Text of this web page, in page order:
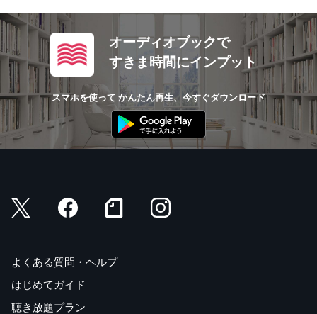
オーディオブックで
すきま時間にインプット
スマホを使って かんたん再生、今すぐダウンロード
よくある質問・ヘルプ
はじめてガイド
聴き放題プラン